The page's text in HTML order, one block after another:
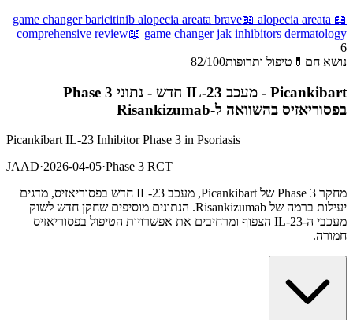
📖
game changer baricitinib alopecia areata brave📖 alopecia areata
comprehensive review📖 game changer jak inhibitors dermatology
6
נושא חם 💊 טיפול ותרופות 82/100
Picankibart - מעכב IL-23 חדש - נתוני Phase 3
בפסוריאזיס בהשוואה ל-Risankizumab
Picankibart IL-23 Inhibitor Phase 3 in Psoriasis
JAAD·2026-04-05·Phase 3 RCT
מחקר Phase 3 של Picankibart, מעכב IL-23 חדש בפסוריאזיס, מדגים
יעילות ברמה של Risankizumab. הנתונים מוסיפים שחקן חדש לשוק
מעכבי ה-IL-23 הצפוף ומרחיבים את אפשרויות הטיפול בפסוריאזיס
חמורה.